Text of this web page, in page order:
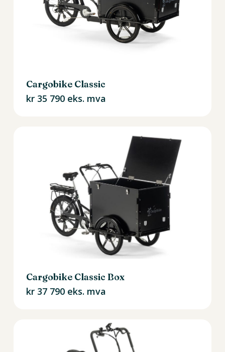
Cargobike Classic
kr35 790 eks. mva
Cargobike Classic Box
kr37 790 eks. mva